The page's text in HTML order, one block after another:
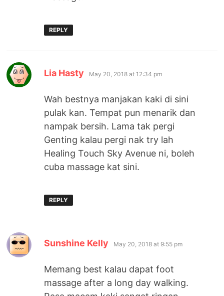
REPLY
Lia Hasty says:
May 20, 2018 at 12:34 pm
Wah bestnya manjakan kaki di sini
pulak kan. Tempat pun menarik dan
nampak bersih. Lama tak pergi
Genting kalau pergi nak try lah
Healing Touch Sky Avenue ni, boleh
cuba massage kat sini.
REPLY
Sunshine Kelly says:
May 20, 2018 at 9:55 pm
Memang best kalau dapat foot
massage after a long day walking.